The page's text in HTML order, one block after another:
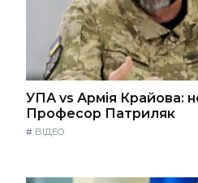
УПА vs Армія Крайова:
Професор Патриляк
# ВІДЕО